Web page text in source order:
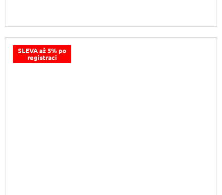
SLEVA až 5% po
registraci